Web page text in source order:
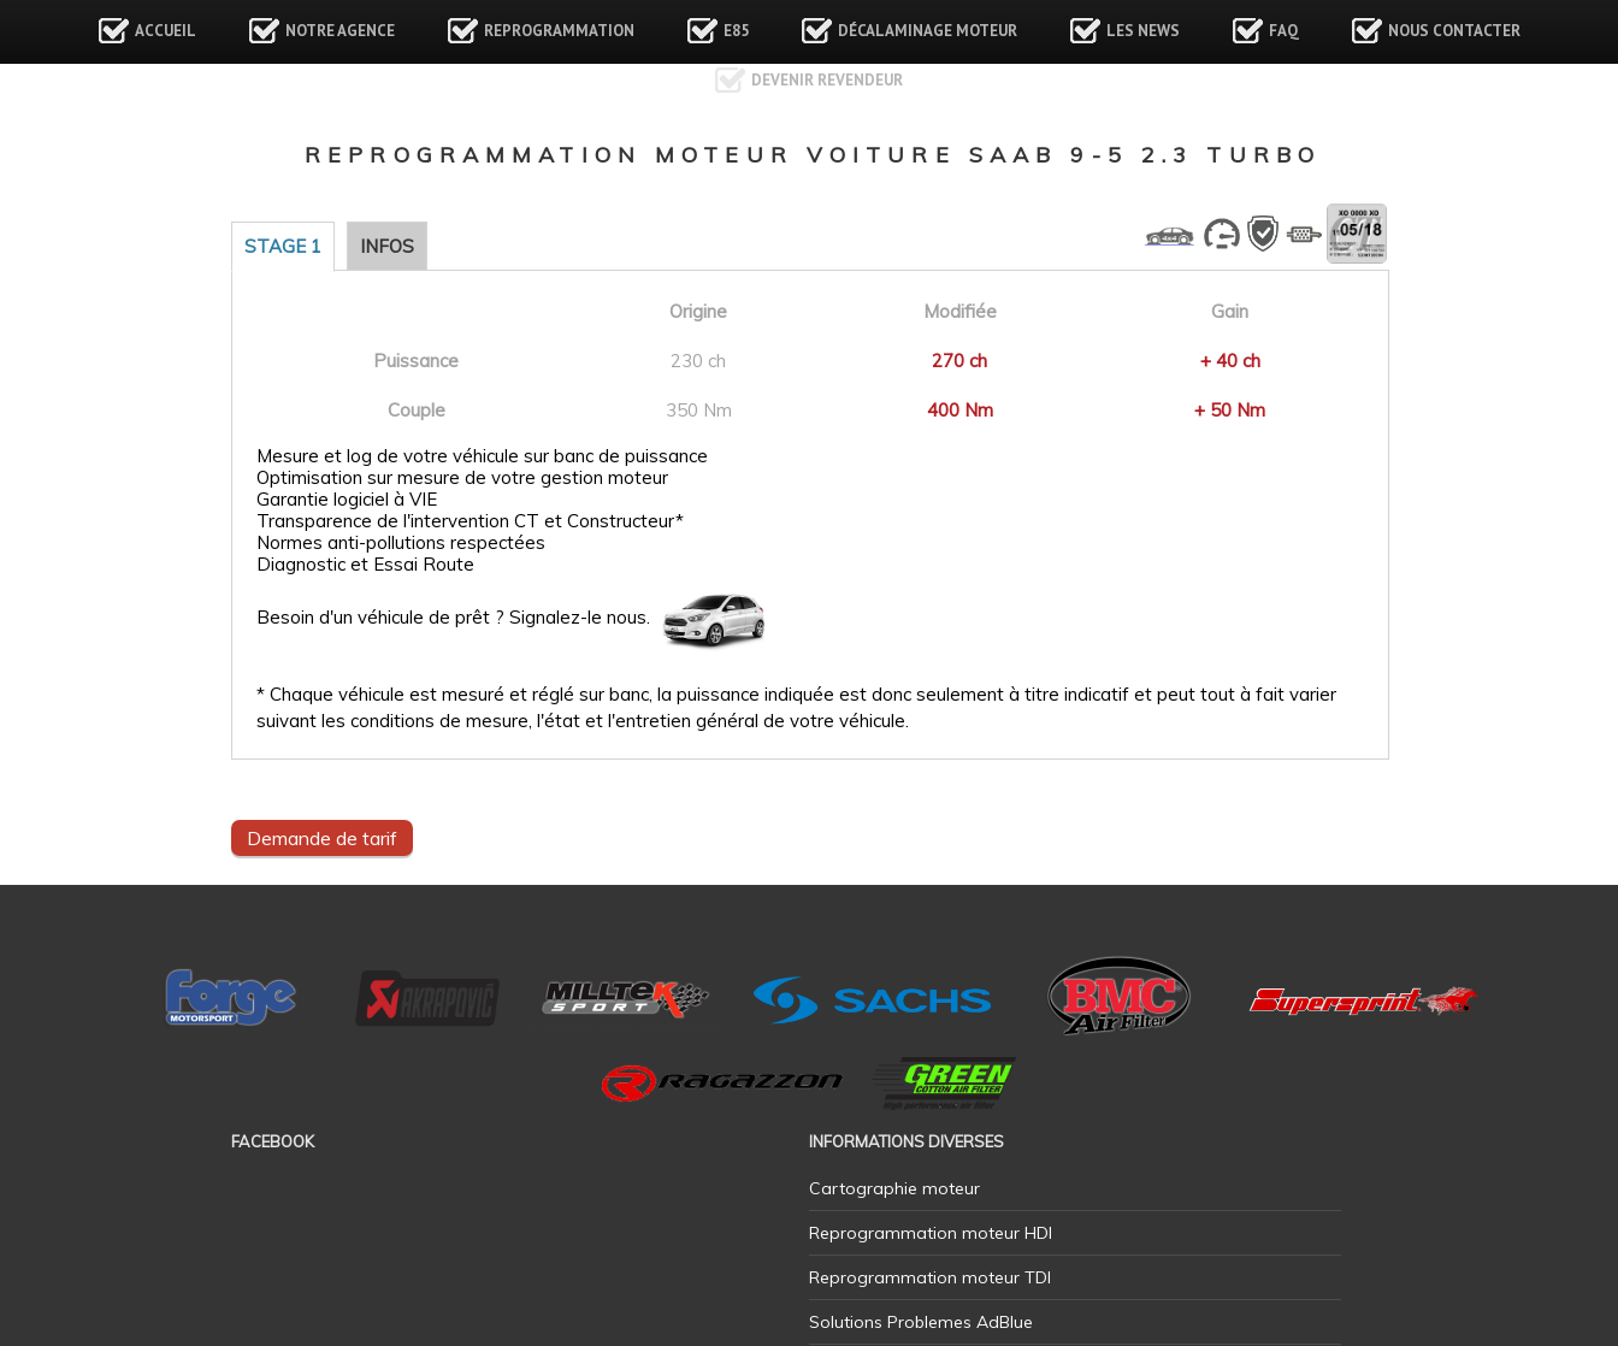
ACCUEIL NOTRE AGENCE REPROGRAMMATION E85 DÉCALAMINAGE MOTEUR LES NEWS FAQ NOUS CONTACTER
DEVENIR REVENDEUR
REPROGRAMMATION MOTEUR VOITURE SAAB 9-5 2.3 TURBO
STAGE 1 INFOS
Origine Modifiée Gain
Puissance 230 ch 270 ch + 40 ch
Couple 350 Nm 400 Nm
+ 50 Nm
Mesure et log de votre véhicule sur banc de puissance
Optimisation sur mesure de votre gestion moteur
Garantie logiciel à VIE
Transparence de l'intervention CT et Constructeur*
Normes anti-pollutions respectées
Diagnostic et Essai Route
Besoin d'un véhicule de prêt ? Signalez-le nous.
* Chaque véhicule est mesuré et réglé sur banc, la puissance indiquée est donc seulement à titre indicatif et peut tout à fait varier
suivant les conditions de mesure, l'état et l'entretien général de votre véhicule.
Demande de tarif
FACEBOOK INFORMATIONS DIVERSES
Cartographie moteur
Reprogrammation moteur HDI
Reprogrammation moteur TDI
Solutions Problemes AdBlue